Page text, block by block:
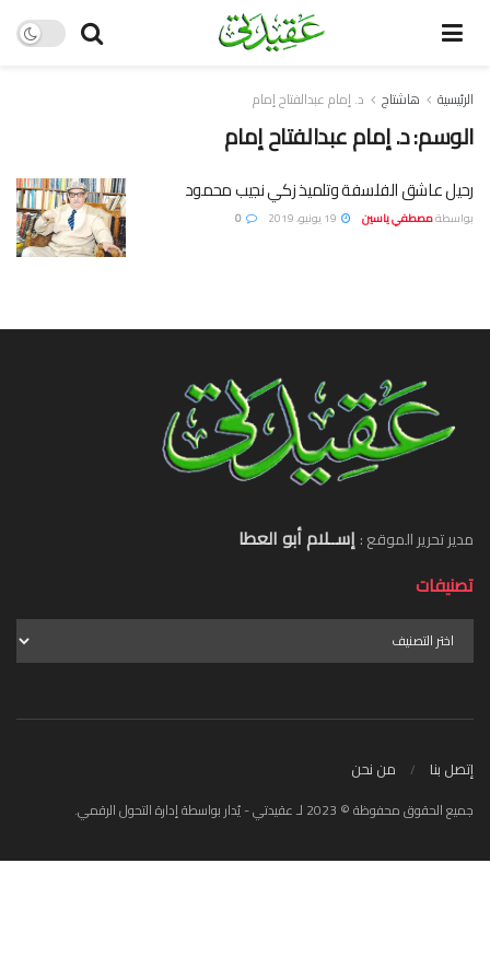
الرئيسية هاشتاج د. إمام عبدالفتاح إمام
الوسم:د. إمام عبدالفتاح إمام
رحيل عاشق الفلسفة وتلميذ زكي نجيب محمود
بواسطةمصطفي ياسين
مدير تحرير الموقع :إســلام أبو العطا
تصنيفات
إتصل بنا من نحن
جميع الحقوق محفوظة © 2023 لـ عقيدتي - يُدار بواسطة إدارة التحول الرقمي.